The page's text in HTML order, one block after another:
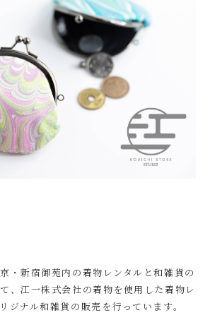
・新宿御苑内の着物レンタルと和雑貨の
、江一株式会社の着物を使用した着物レ
ジナル和雑貨の販売を行っています。